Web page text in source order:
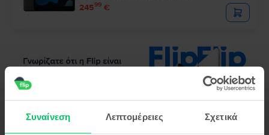
Συναίνεση Λεπτομέρειες Σχετικά
24599 €
Περιγραφή
Τάμπλετ Apple iPad Air 4 10.9" (2020) 4th Gen Cellular, 256 GB,